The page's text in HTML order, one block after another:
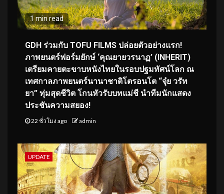
1 min read
GDH ร่วมกับ TOFU FILMS ปล่อยตัวอย่างแรก!
ภาพยนตร์ฟอร์มยักษ์ ‘คุณยายวรนาฏ’ (INHERIT)
เตรียมคายตะขาบหนังไทยในรอบปฐมทัศน์โลก ณ
เทศกาลภาพยนตร์นานาชาติโตรอนโต “จุ๋ย วรัท
ยา” ทุ่มสุดชีวิต โกนหัวรับบทแม่ชี นำทีมนักแสดง
ประชันความสยอง!
22 ชั่วโมง ago admin
UPDATE